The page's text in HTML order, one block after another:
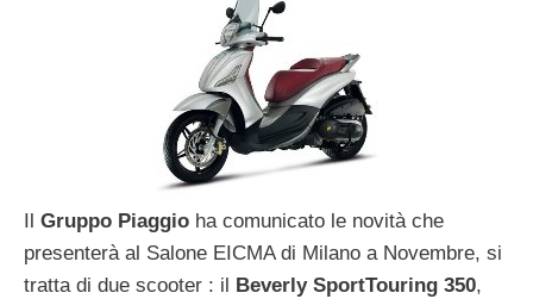
Il Gruppo Piaggio ha comunicato le novità che
presenterà al Salone EICMA di Milano a Novembre, si
tratta di due scooter : il Beverly SportTouring 350,